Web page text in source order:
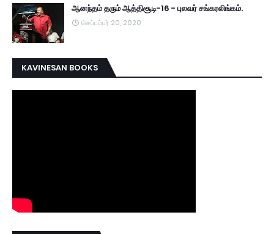
ஆனந்தம் தரும் ஆத்திசூடி-16 - புலவர் சங்கரலிங்கம்.
செப்டம்பர் 20, 2020
KAVINESAN BOOKS